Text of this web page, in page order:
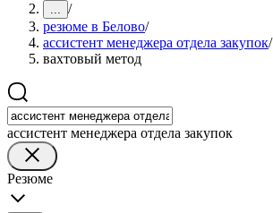
... /
резюме в Белово/
ассистент менеджера отдела закупок/
вахтовый метод
ассистент менеджера отдела закупок
Резюме